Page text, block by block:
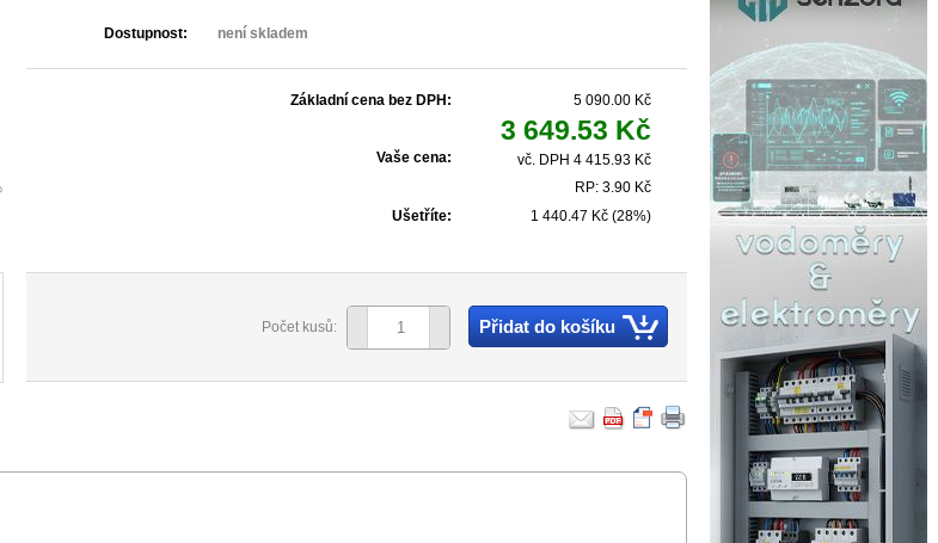
Dostupnost: není skladem
Základní cena bez DPH: 5 090.00 Kč
Vaše cena:
3 649.53 Kč
vč. DPH 4 415.93 Kč
RP: 3.90 Kč
Ušetříte:
1 440.47 Kč (28%)
Počet kusů: Přidat do košíku